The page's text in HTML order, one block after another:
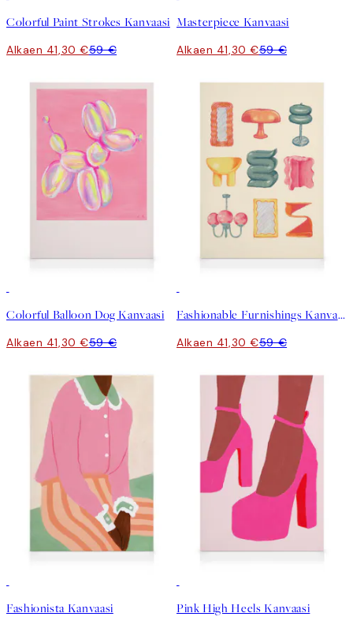
Colorful Paint Strokes Kanvaasi
Alkaen 41,30 €59 €
Masterpiece Kanvaasi
Alkaen 41,30 €59 €
Colorful Balloon Dog Kanvaasi
Alkaen 41,30 €59 €
Fashionable Furnishings Kanvaasi
Alkaen 41,30 €59 €
Fashionista Kanvaasi Pink High Heels Kanvaasi